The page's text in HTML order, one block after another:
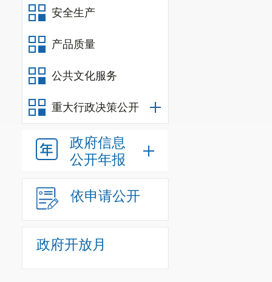
安全生产
产品质量
公共文化服务
重大行政决策公开
政府信息
公开年报
依申请公开
政府开放月